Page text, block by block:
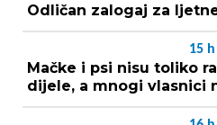
Odličan zalogaj za
15 h
Mačke i psi nisu toliko
dijele, a mnogi vlasnici